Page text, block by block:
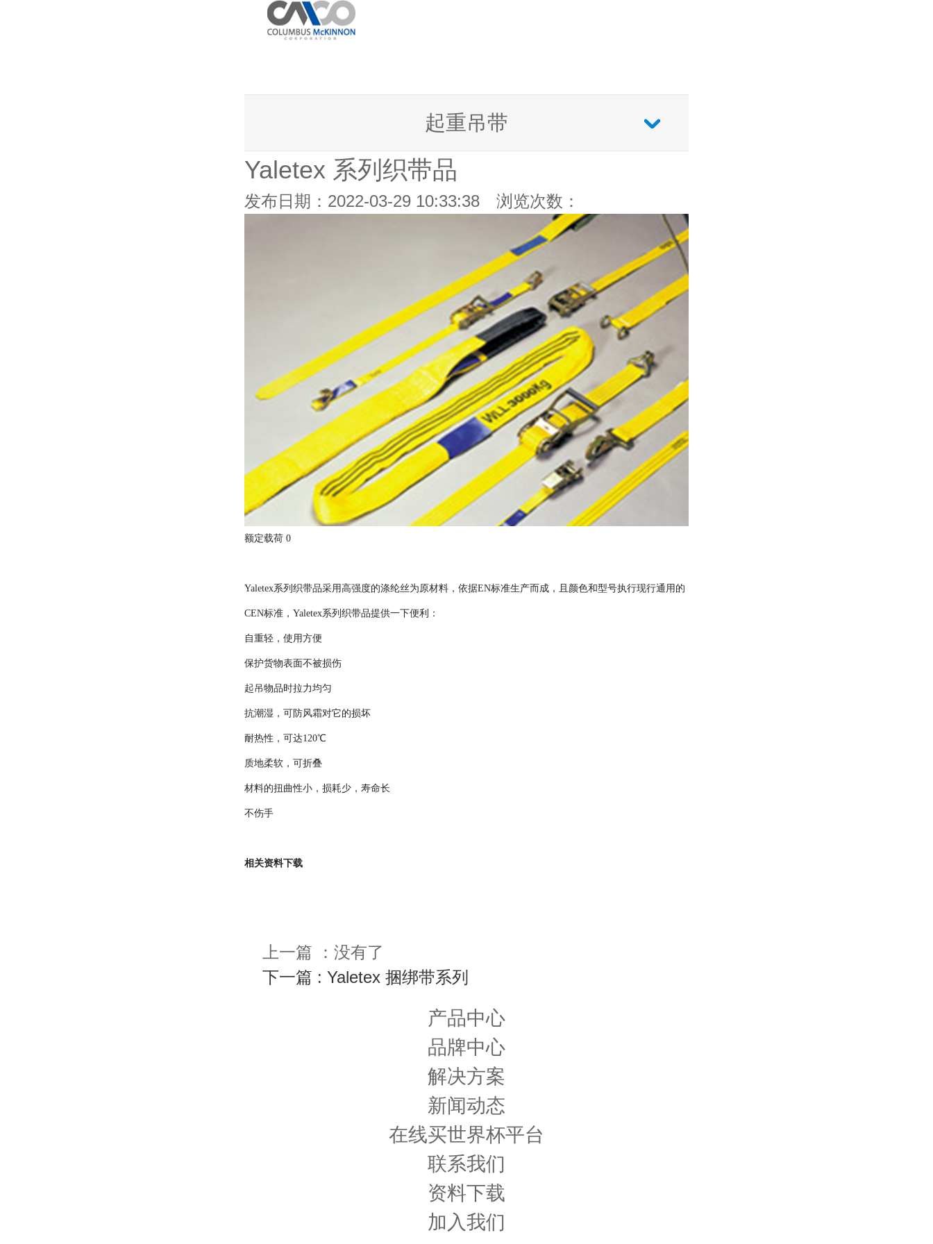
起重吊带
Yaletex 系列织带品
发布日期：2022-03-29 10:33:38 浏览次数：
额定载荷 0
Yaletex系列织带品采用高强度的涤纶丝为原材料，依据EN标准生产而成，且颜色和型号执行现行通用的
CEN标准，Yaletex系列织带品提供一下便利：
自重轻，使用方便
保护货物表面不被损伤
起吊物品时拉力均匀
抗潮湿，可防风霜对它的损坏
耐热性，可达120℃
质地柔软，可折叠
材料的扭曲性小，损耗少，寿命长
不伤手
相关资料下载
上一篇 ：没有了
下一篇 : Yaletex 捆绑带系列
产品中心
品牌中心
解决方案
新闻动态
在线买世界杯平台
联系我们
资料下载
加入我们